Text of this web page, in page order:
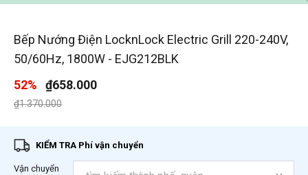
Bếp Nướng Điện LocknLock Electric Grill 220-240V,
50/60Hz, 1800W - EJG212BLK
52%
₫658.000
Giá giảm xuống từ
₫1.370.000đến
KIỂM TRA Phí vận chuyển
Vận chuyển